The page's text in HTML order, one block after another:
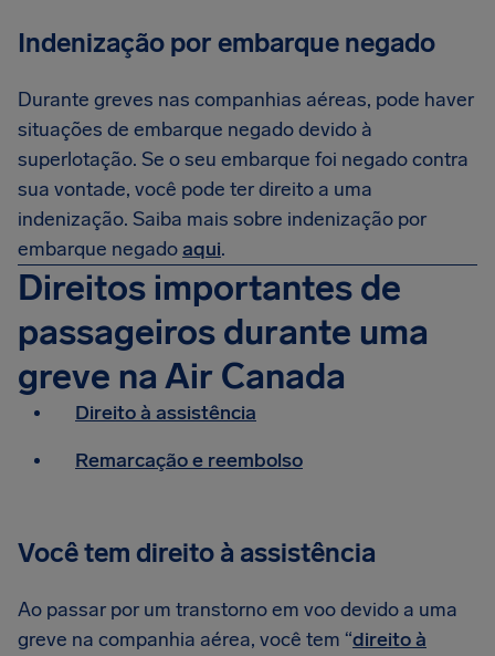
Indenização por embarque negado
Durante greves nas companhias aéreas, pode haver
situações de embarque negado devido à
superlotação. Se o seu embarque foi negado contra
sua vontade, você pode ter direito a uma
indenização. Saiba mais sobre indenização por
embarque negadoaqui.
Direitos importantes de
passageiros durante uma
greve na Air Canada
Direito à assistência
Remarcação e reembolso
Você tem direito à assistência
Ao passar por um transtorno em voo devido a uma
greve na companhia aérea, você tem “direito à